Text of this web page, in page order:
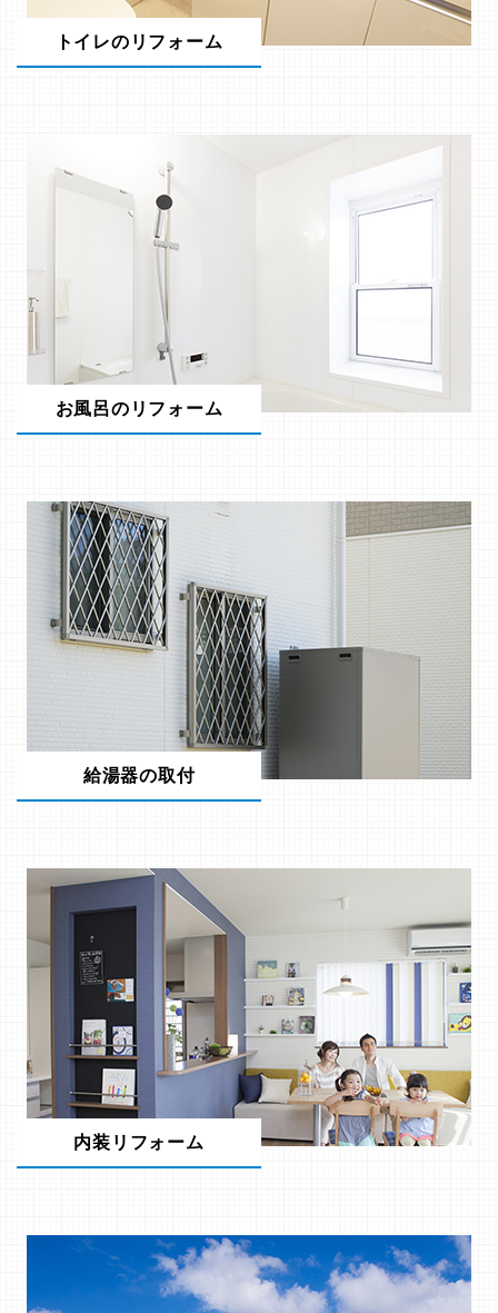
トイレのリフォーム
お風呂のリフォーム
給湯器の取付
内装リフォーム